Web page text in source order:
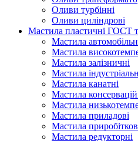
Оливи турбінні
Оливи циліндрові
Мастила пластичні ГОСТ
Мастила
Мастила
Мастила залізничні
Мастила
Мастила канатні
Мастила
Мастила
Мастила приладові
Мастила
Мастила редукторні